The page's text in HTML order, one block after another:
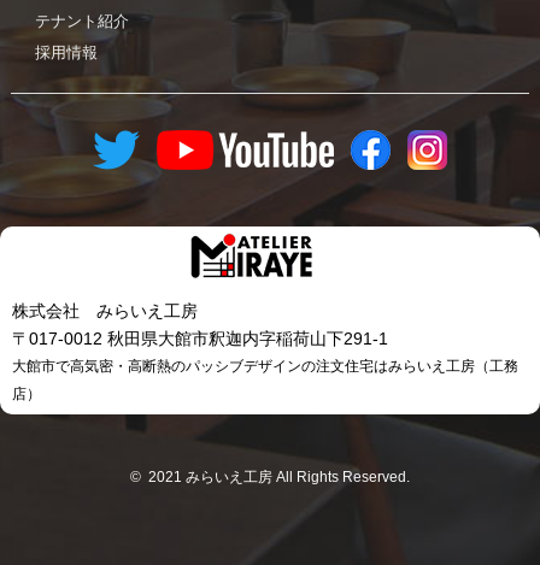
テナント紹介
採用情報
株式会社 みらいえ工房
〒017-0012 秋田県大館市釈迦内字稲荷山下291-1
大館市で高気密・高断熱のパッシブデザインの注文住宅はみらいえ工房（工務
店）
© 2021 みらいえ工房 All Rights Reserved.